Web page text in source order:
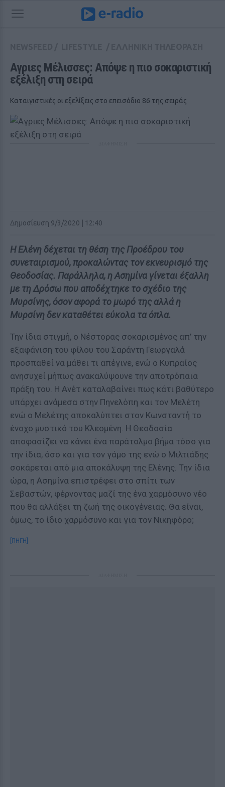
Αγριες Μέλισσες: Απόψε η πιο σοκαριστική
εξέλιξη στη σειρά
Καταιγιστικές οι εξελίξεις στο επεισόδιο 86 της σειράς
Δημοσίευση 9/3/2020 | 12:40
Η Ελένη δέχεται τη θέση της Προέδρου του
συνεταιρισμού, προκαλώντας τον εκνευρισμό της
Θεοδοσίας. Παράλληλα, η Ασημίνα γίνεται έξαλλη
με τη Δρόσω που αποδέχτηκε το σχέδιο της
Μυρσίνης, όσον αφορά το μωρό της αλλά η
Μυρσίνη δεν καταθέτει εύκολα τα όπλα.
Την ίδια στιγμή, ο Νέστορας σοκαρισμένος απ’ την
εξαφάνιση του φίλου του Σαράντη Γεωργαλά
προσπαθεί να μάθει τι απέγινε, ενώ ο Κυπραίος
ανησυχεί μήπως ανακαλύψουνε την αποτρόπαια
πράξη του. Η Ανέτ καταλαβαίνει πως κάτι βαθύτερο
υπάρχει ανάμεσα στην Πηνελόπη και τον Μελέτη
ενώ ο Μελέτης αποκαλύπτει στον Κωνσταντή το
ένοχο μυστικό του Κλεομένη. Η Θεοδοσία
αποφασίζει να κάνει ένα παράτολμο βήμα τόσο για
την ίδια, όσο και για τον γάμο της ενώ ο Μιλτιάδης
σοκάρεται από μια αποκάλυψη της Ελένης. Την ίδια
ώρα, η Ασημίνα επιστρέφει στο σπίτι των
Σεβαστών, φέρνοντας μαζί της ένα χαρμόσυνο νέο
που θα αλλάξει τη ζωή της οικογένειας. Θα είναι,
όμως, το ίδιο χαρμόσυνο και για τον Νικηφόρο;
[ΠΗΓΗ]